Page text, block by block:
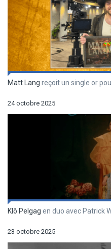
Matt Lang reçoit un single or
24 octobre 2025
Klô Pelgag en duo avec Patrick
23 octobre 2025